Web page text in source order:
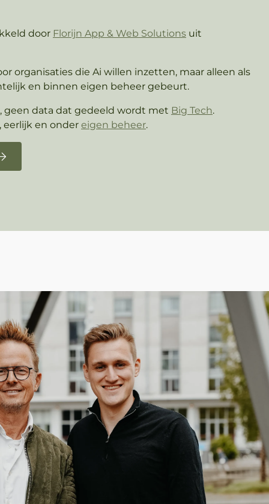
door Florijn App & Web Solutions uit
organisaties die Ai willen inzetten, maar alleen als
en binnen eigen beheer gebeurt.
geen data dat gedeeld wordt met Big Tech.
eerlijk en onder eigen beheer.